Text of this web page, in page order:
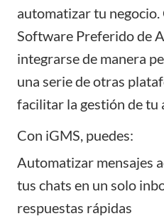
automatizar tu negocio.
Software Preferido de
integrarse de manera
una serie de otras
facilitar la gestión de tu
Con iGMS, puedes:
Automatizar mensajes
tus chats en un solo
respuestas rápidas